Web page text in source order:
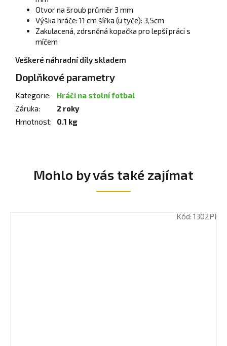
Otvor na šroub průměr 3 mm
Výška hráče: 11 cm šířka (u tyče): 3,5cm
Zakulacená, zdrsněná kopačka pro lepší práci s
míčem
Veškeré náhradní díly skladem
Doplňkové parametry
Kategorie:
Hráči na stolní fotbal
Záruka:
2 roky
Hmotnost: 0.1 kg
Mohlo by vás také zajímat
Kód: 1302PI